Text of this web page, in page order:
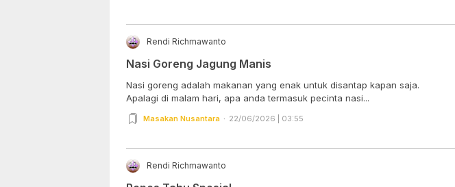
Rendi Richmawanto
Nasi Goreng Jagung Manis
Nasi goreng adalah makanan yang enak untuk disantap kapan saja.
Apalagi di malam hari, apa anda termasuk pecinta nasi...
Masakan Nusantara 22/06/2026 | 03:55
Rendi Richmawanto